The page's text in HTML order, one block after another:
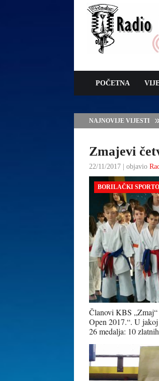
POČETNA
NAJNOVIJE VIJESTI
Zmajevi
22/11/2017 | objavio
BORILAČKI
Članovi KBS
Open 2017.“. U
26 medalja: 10